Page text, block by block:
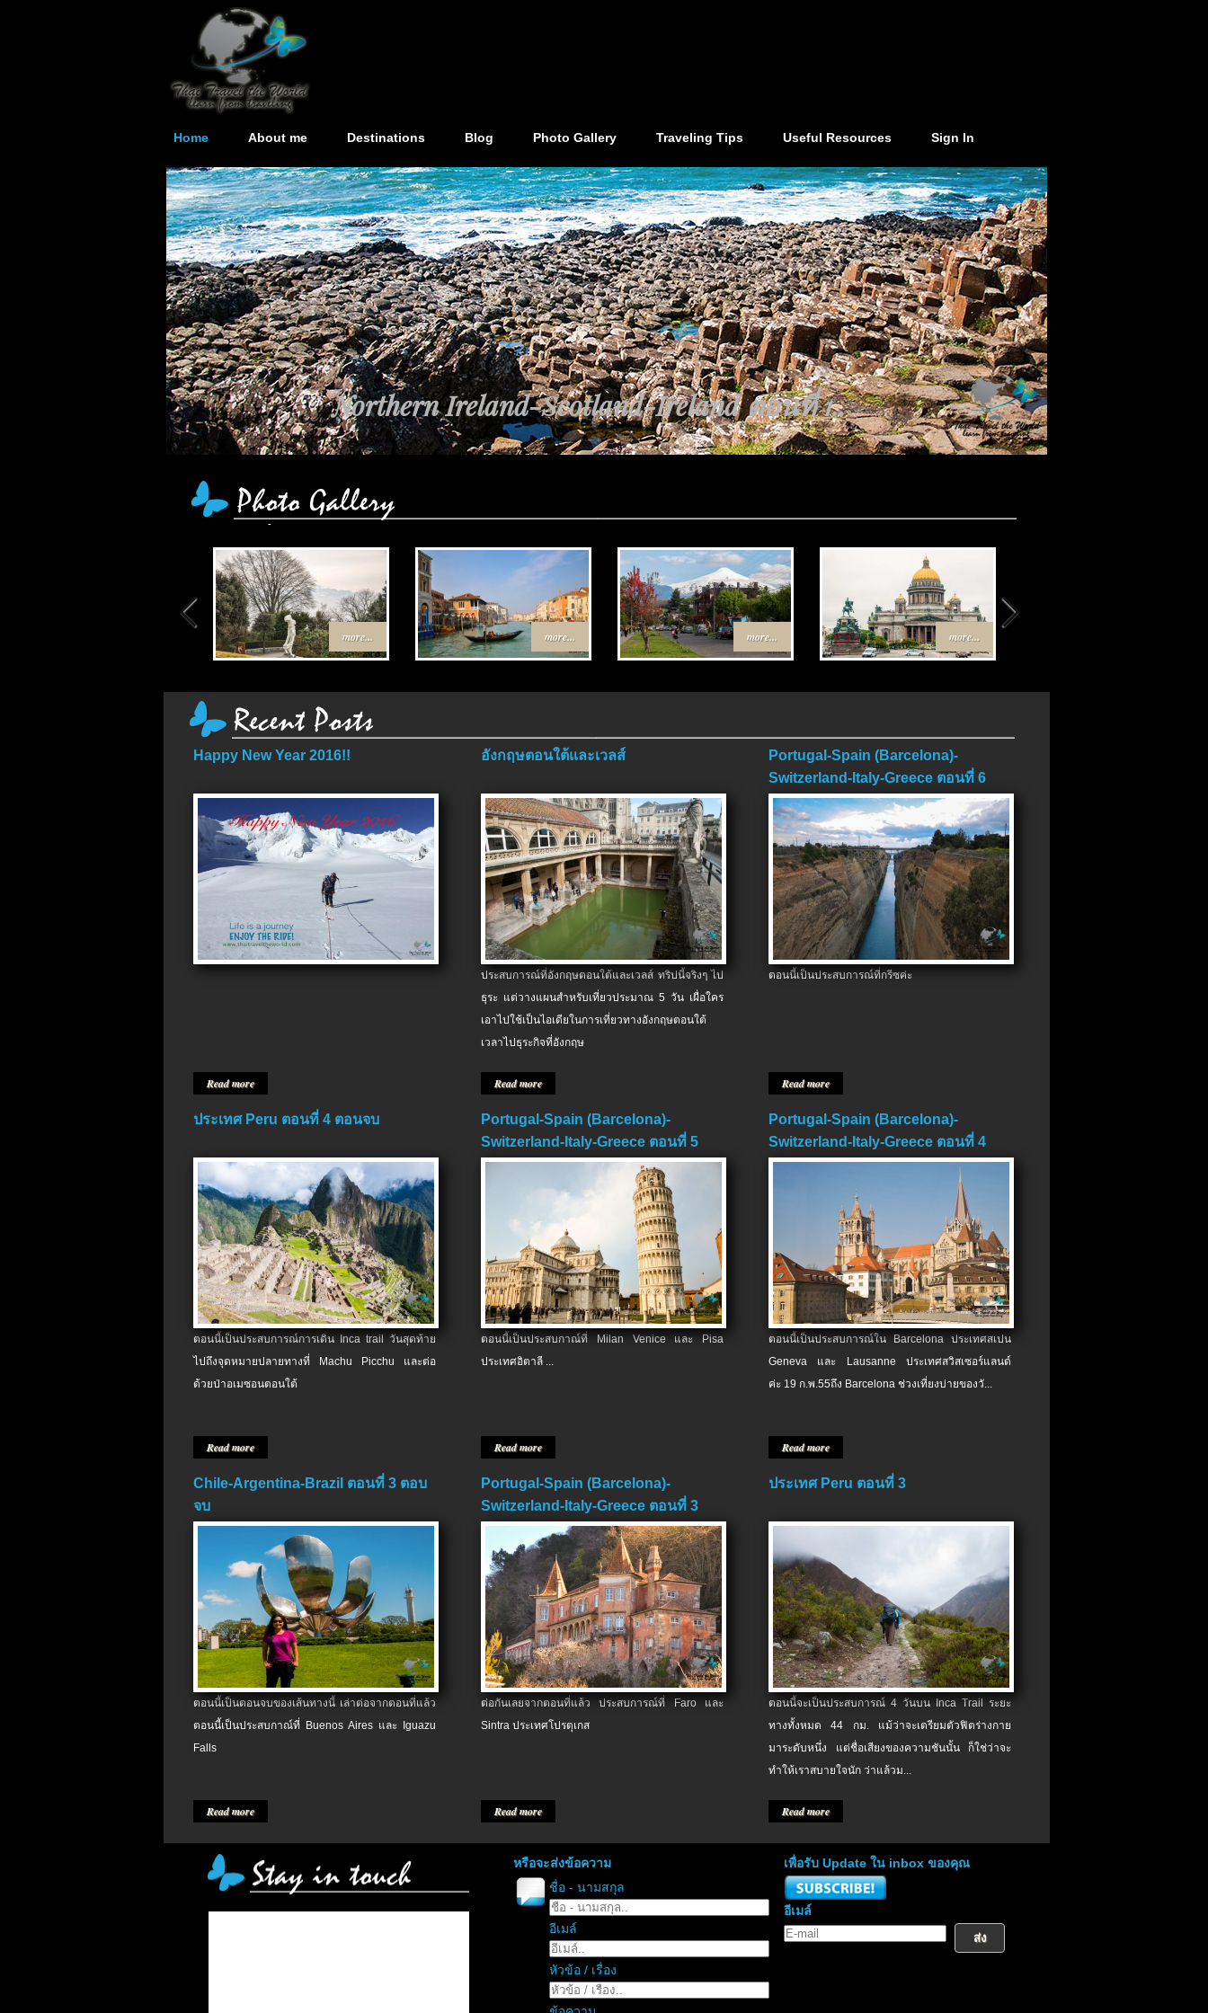
Home About me Destinations Blog Photo Gallery Traveling Tips Useful Resources Sign In
Northern Ireland-Scotland-Ireland ตอนที่ 1..
เส้นทาง Egypt-Jordan ตอนที่ 4 ตอนจบ..
more... more... more... more...
Happy New Year 2016!!
Read more
อังกฤษตอนใต้และเวลส์
ประสบการณ์ที่อังกฤษตอนใต้และเวลส์ ทริปนี้จริงๆ ไป
ธุระ แต่วางแผนสำหรับเที่ยวประมาณ 5 วัน เผื่อใคร
เอาไปใช้เป็นไอเดียในการเที่ยวทางอังกฤษตอนใต้
เวลาไปธุระกิจที่อังกฤษ
Read more
Portugal-Spain (Barcelona)-
Switzerland-Italy-Greece ตอนที่ 6
ตอนจบ
ตอนนี้เป็นประสบการณ์ที่กรีซค่ะ
Read more
ประเทศ Peru ตอนที่ 4 ตอนจบ
ตอนนี้เป็นประสบการณ์การเดิน Inca trail วันสุดท้าย
ไปถึงจุดหมายปลายทางที่ Machu Picchu และต่อ
ด้วยป่าอเมซอนตอนใต้
Read more
Portugal-Spain (Barcelona)-
Switzerland-Italy-Greece ตอนที่ 5
ตอนนี้เป็นประสบกาณ์ที่ Milan Venice และ Pisa
ประเทศอิตาลี ...
Read more
Portugal-Spain (Barcelona)-
Switzerland-Italy-Greece ตอนที่ 4
ตอนนี้เป็นประสบการณ์ใน Barcelona ประเทศสเปน
Geneva และ Lausanne ประเทศสวิสเซอร์แลนด์
ค่ะ 19 ก.พ.​55ถึง Barcelona ช่วงเที่ยงบ่ายของวั...
Read more
Chile-Argentina-Brazil ตอนที่ 3 ตอบ
จบ
ตอนนี้เป็นตอนจบของเส้นทางนี้ เล่าต่อจากตอนที่แล้ว
ตอนนี้เป็นประสบกาณ์ที่ Buenos Aires และ Iguazu
Falls
Read more
Portugal-Spain (Barcelona)-
Switzerland-Italy-Greece ตอนที่ 3
ต่อกันเลยจากตอนที่แล้ว ประสบการณ์ที่ Faro และ
Sintra ประเทศโปรตุเกส
Read more
ประเทศ Peru ตอนที่ 3
ตอนนี้จะเป็นประสบการณ์ 4 วันบน Inca Trail ระยะ
ทางทั้งหมด 44 กม. แม้ว่าจะเตรียมตัวฟิตร่างกาย
มาระดับหนึ่ง แต่ชื่อเสียงของความชันนั้น ก็ใช่ว่าจะ
ทำให้เราสบายใจนัก ว่าแล้วม...
Read more
หรือจะส่งข้อความ
ชื่อ - นามสกุล
อีเมล์
หัวข้อ / เรื่อง
เพื่อรับ Update ใน inbox ของคุณ
อีเมล์
ส่ง